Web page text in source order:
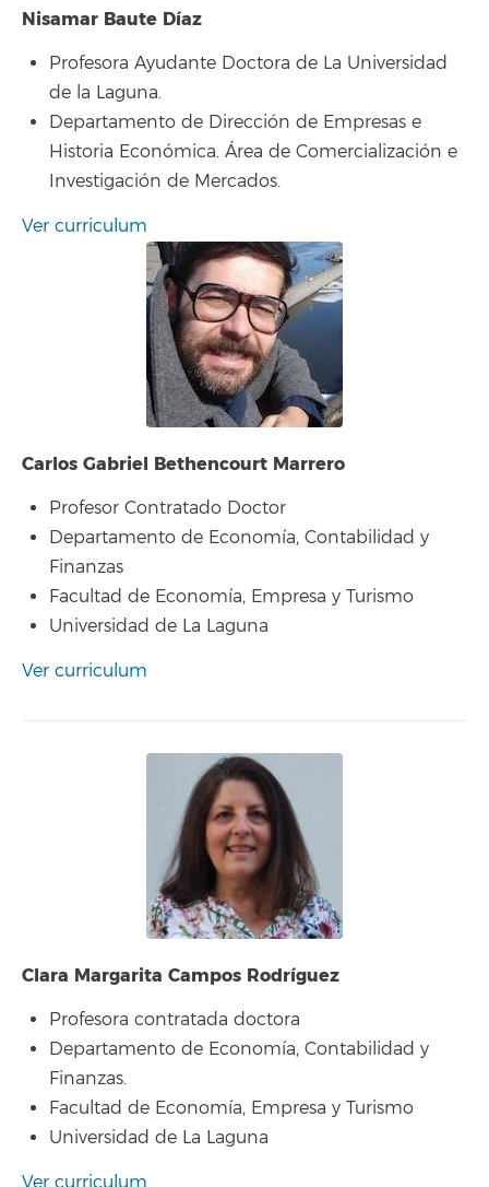
Nisamar Baute Díaz
Profesora Ayudante Doctora de La Universidad
de la Laguna.
Departamento de Dirección de Empresas e
Historia Económica. Área de Comercialización e
Investigación de Mercados.
Ver curriculum
Carlos Gabriel Bethencourt Marrero
Profesor Contratado Doctor
Departamento de Economía, Contabilidad y
Finanzas
Facultad de Economía, Empresa y Turismo
Universidad de La Laguna
Ver curriculum
Clara Margarita Campos Rodríguez
Profesora contratada doctora
Departamento de Economía, Contabilidad y
Finanzas.
Facultad de Economía, Empresa y Turismo
Universidad de La Laguna
Ver curriculum